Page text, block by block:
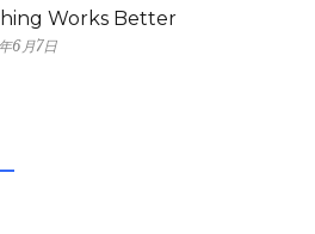
Works Better
6月7日